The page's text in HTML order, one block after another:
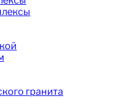
гранита